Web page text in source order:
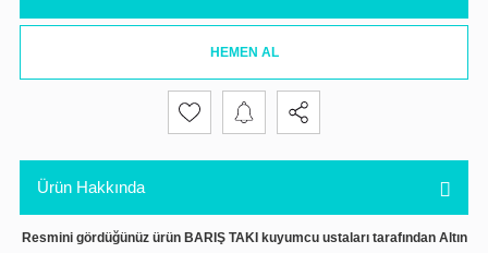
HEMEN AL
Ürün Hakkında
Resmini gördüğünüz ürün BARIŞ TAKI kuyumcu ustaları tarafından Altın